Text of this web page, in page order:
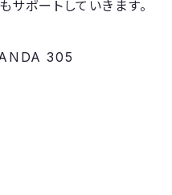
ポートしていきます。
305